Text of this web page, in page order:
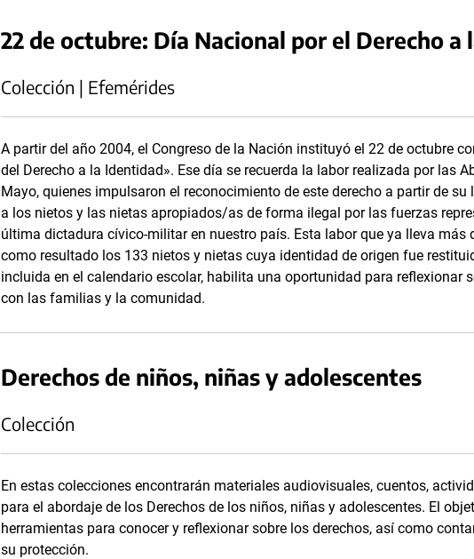
22 de octubre: Día Nacional por el Derecho a
Colección | Efemérides
A partir del año 2004, el Congreso de la Nación instituyó el 22 de octubre
del Derecho a la Identidad». Ese día se recuerda la labor realizada por las
Mayo, quienes impulsaron el reconocimiento de este derecho a partir de su
a los nietos y las nietas apropiados/as de forma ilegal por las fuerzas
última dictadura cívico-militar en nuestro país. Esta labor que ya lleva más
como resultado los 133 nietos y nietas cuya identidad de origen fue
incluida en el calendario escolar, habilita una oportunidad para reflexionar
con las familias y la comunidad.
Derechos de niños, niñas y adolescentes
Colección
En estas colecciones encontrarán materiales audiovisuales, cuentos,
para el abordaje de los Derechos de los niños, niñas y adolescentes. El
herramientas para conocer y reflexionar sobre los derechos, así como
su protección.